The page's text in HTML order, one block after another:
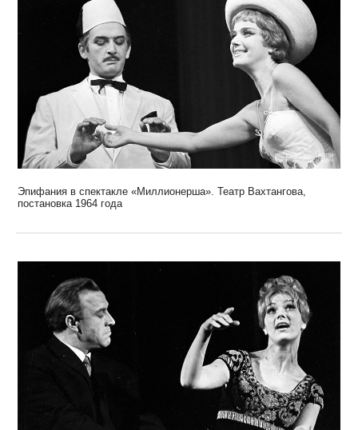
Эпифания в спектакле «Миллионерша». Театр Вахтангова,
постановка 1964 года